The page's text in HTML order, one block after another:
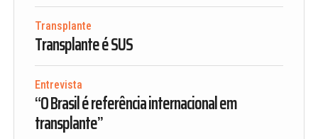
Transplante
Transplante é SUS
Entrevista
“O Brasil é referência internacional em
transplante”